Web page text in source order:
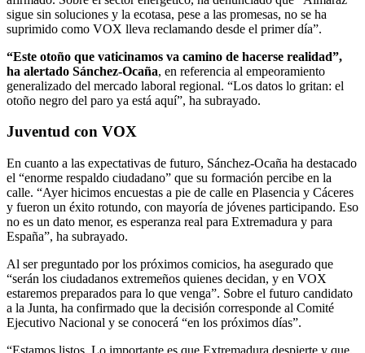
sigue sin soluciones y la ecotasa, pese a las promesas, no se ha
suprimido como VOX lleva reclamando desde el primer día”.
“Este otoño que vaticinamos va camino de hacerse realidad”,
ha alertado Sánchez-Ocaña, en referencia al empeoramiento
generalizado del mercado laboral regional. “Los datos lo gritan: el
otoño negro del paro ya está aquí”, ha subrayado.
Juventud con VOX
En cuanto a las expectativas de futuro, Sánchez-Ocaña ha destacado
el “enorme respaldo ciudadano” que su formación percibe en la
calle. “Ayer hicimos encuestas a pie de calle en Plasencia y Cáceres
y fueron un éxito rotundo, con mayoría de jóvenes participando. Eso
no es un dato menor, es esperanza real para Extremadura y para
España”, ha subrayado.
Al ser preguntado por los próximos comicios, ha asegurado que
“serán los ciudadanos extremeños quienes decidan, y en VOX
estaremos preparados para lo que venga”. Sobre el futuro candidato
a la Junta, ha confirmado que la decisión corresponde al Comité
Ejecutivo Nacional y se conocerá “en los próximos días”.
“Estamos listos. Lo importante es que Extremadura despierte y que,